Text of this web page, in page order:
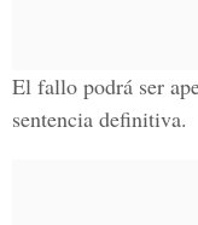
El fallo podrá ser
sentencia definitiva.